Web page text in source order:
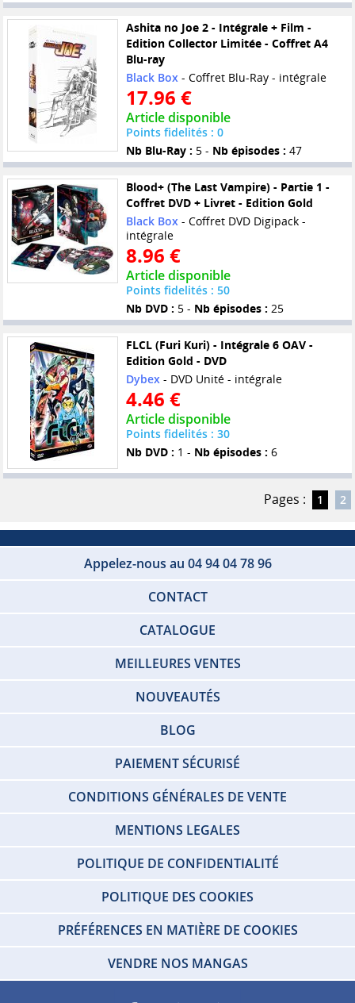
Ashita no Joe 2 - Intégrale + Film -
Edition Collector Limitée - Coffret A4
Blu-ray
Black Box- Coffret Blu-Ray - intégrale
17.96 €
Article disponible
Points fidelités : 0
Nb Blu-Ray : 5 - Nb épisodes : 47
Blood+ (The Last Vampire) - Partie 1 -
Coffret DVD + Livret - Edition Gold
Black Box- Coffret DVD Digipack -
intégrale
8.96 €
Article disponible
Points fidelités : 50
Nb DVD : 5 - Nb épisodes : 25
FLCL (Furi Kuri) - Intégrale 6 OAV -
Edition Gold - DVD
Dybex- DVD Unité - intégrale
4.46 €
Article disponible
Points fidelités : 30
Nb DVD : 1 - Nb épisodes : 6
Pages : 1 2
Appelez-nous au 04 94 04 78 96
CONTACT
CATALOGUE
MEILLEURES VENTES
NOUVEAUTÉS
BLOG
PAIEMENT SÉCURISÉ
CONDITIONS GÉNÉRALES DE VENTE
MENTIONS LEGALES
POLITIQUE DE CONFIDENTIALITÉ
POLITIQUE DES COOKIES
PRÉFÉRENCES EN MATIÈRE DE COOKIES
VENDRE NOS MANGAS